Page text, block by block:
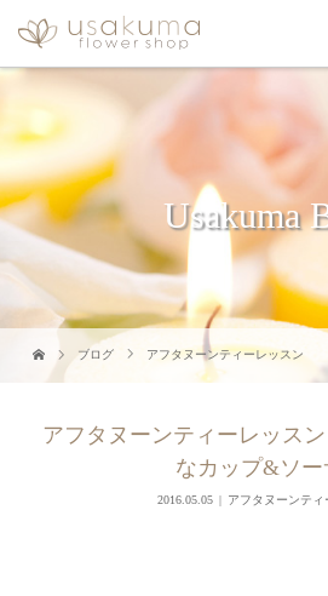
Usakuma
ブログ アフタヌーンティーレッスン
アフタヌーンティーレッス
なカップ&ソー
2016.05.05 アフタヌーンティ